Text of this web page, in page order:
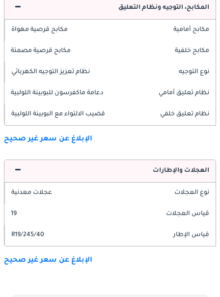
المكابح، التوجيه ونظام التعليق
مكابح أمامية مكابح قرصية مهواة
مكابح خلفية مكابح قرصية مصمتة
نوع التوجيه نظام تعزيز التوجيه الكهربائي
نظام تعليق أمامي دعامة ماكفرسون للبوبينة اللولبية
نظام تعليق خلفي قضيب الالتواء مع البوبينة اللولبية
الإبلاغ عن سعر غير صحيح
العجلات والإطارات
نوع العجلات عجلات معدنية
قياس العجلات 19
قياس الإطار 245/40/R19
الإبلاغ عن سعر غير صحيح